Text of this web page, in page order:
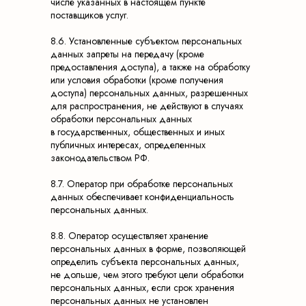
поставщиков услуг.
8.6. Установленные субъектом персональных
данных запреты на передачу (кроме
предоставления доступа), а также на обработку
или условия обработки (кроме получения
доступа) персональных данных, разрешенных
для распространения, не действуют в случаях
обработки персональных данных
в государственных, общественных и иных
публичных интересах, определенных
законодательством РФ.
8.7. Оператор при обработке персональных
данных обеспечивает конфиденциальность
персональных данных.
8.8. Оператор осуществляет хранение
персональных данных в форме, позволяющей
определить субъекта персональных данных,
не дольше, чем этого требуют цели обработки
персональных данных, если срок хранения
персональных данных не установлен
Регионы хели-ски
Эксклюзивный оператор хели-ски в Западной
Мы в соц.сетях
Западная Сибирь
Южный Байкал
Telegram-канал
ВКонтакте
Приэльбрусье
Архыз
Эксклюзивные направления
Плато Путорана
Северный Байкал